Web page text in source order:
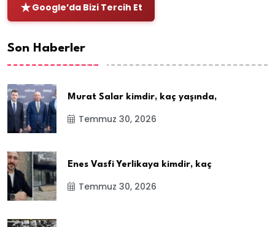
Google’da Bizi Tercih Et
Son Haberler
Murat Salar kimdir, kaç yaşında,
Temmuz 30, 2026
Enes Vasfi Yerlikaya kimdir, kaç
Temmuz 30, 2026